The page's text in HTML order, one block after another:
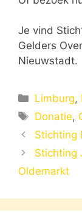
Je vind
Gelders
Nieuwstadt.
Limburg,
Tags
Donatie,
Stichting
Stichting
Oldemarkt